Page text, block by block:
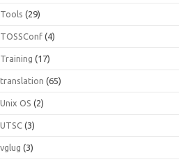
Tools (29)
TOSSConf (4)
Training (17)
translation (65)
Unix OS (2)
UTSC (3)
vglug (3)